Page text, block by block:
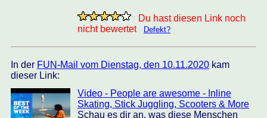
Du hast diesen Link noch
nicht bewertet
Defekt?
In der FUN-Mail vom Dienstag, den 10.11.2020 kam
dieser Link:
Video - People are awesome - Inline
Skating, Stick Juggling, Scooters & More
Schau es dir an, was diese Menschen